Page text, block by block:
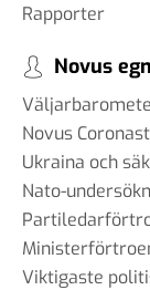
Rapporter
Novus
Novus
Ukraina och
Nato-
Viktigaste